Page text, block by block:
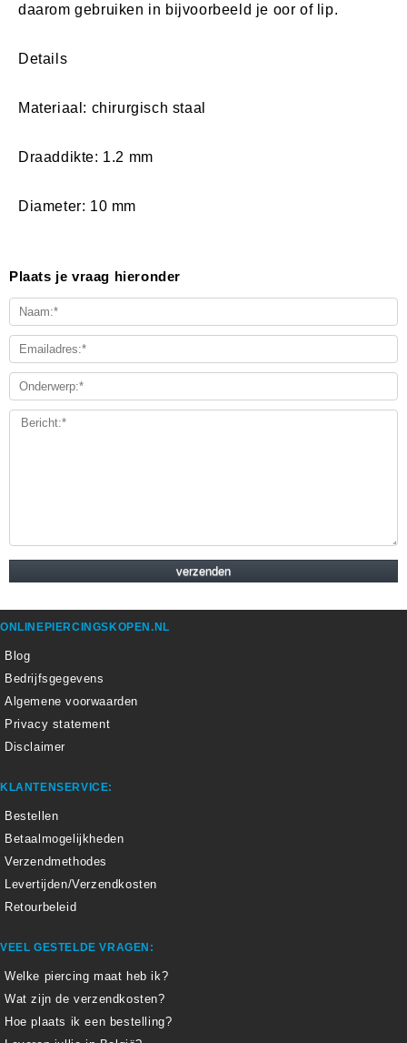
daarom gebruiken in bijvoorbeeld je oor of lip.
Details
Materiaal: chirurgisch staal
Draaddikte: 1.2 mm
Diameter: 10 mm
Plaats je vraag hieronder
ONLINEPIERCINGSKOPEN.NL
Blog
Bedrijfsgegevens
Algemene voorwaarden
Privacy statement
Disclaimer
KLANTENSERVICE:
Bestellen
Betaalmogelijkheden
Verzendmethodes
Levertijden/Verzendkosten
Retourbeleid
VEEL GESTELDE VRAGEN:
Welke piercing maat heb ik?
Wat zijn de verzendkosten?
Hoe plaats ik een bestelling?